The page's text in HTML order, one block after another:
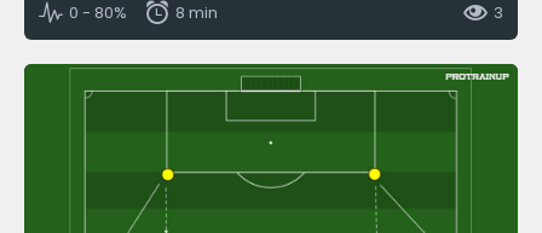
0 - 80% 8 min 3